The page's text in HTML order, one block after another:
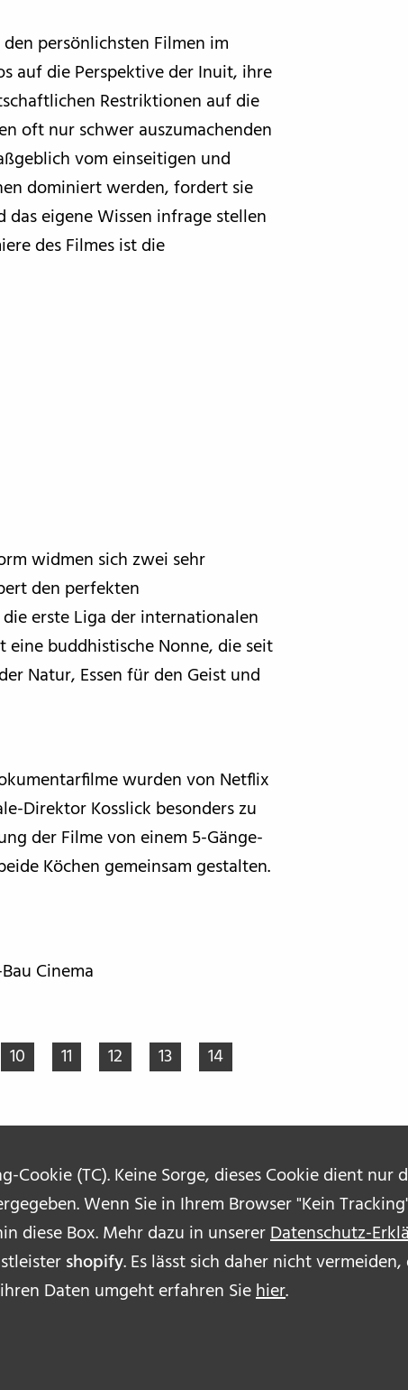
(TC). Keine Sorge, dieses Cookie dient
Wenn Sie in Ihrem Browser "Kein
diese Box. Mehr dazu in unsererDatenschutz-
shopify. Es lässt sich daher nicht
Daten umgeht erfahren Siehier.
persönlichsten Filmen im
auf die Perspektive der Inuit, ihre
Restriktionen auf die
oft nur schwer auszumachenden
vom einseitigen und
dominiert werden, fordert sie
eigene Wissen infrage stellen
des Filmes ist die
widmen sich zwei sehr
den perfekten
erste Liga der internationalen
eine buddhistische Nonne, die seit
Natur, Essen für den Geist und
wurden von Netflix
Direktor Kosslick besonders zu
der Filme von einem 5-Gänge-
Köchen gemeinsam gestalten.
Cinema
10 11 12 13
14
ÜBER UNS